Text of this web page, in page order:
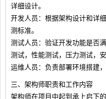
详细设计。
开发人员：根据架构设计和详
测标准。
测试人员：验证开发功能是否
测试，性能测试，压力测试，
运维人员：负责部署环境搭建
三、架构师职责和工作内容
架构师在项目中起到承上启下